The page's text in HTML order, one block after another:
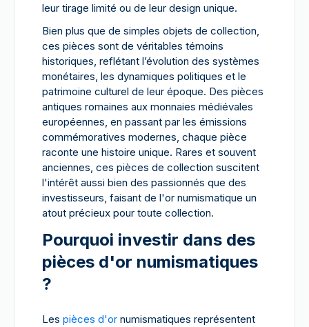
leur tirage limité ou de leur design unique.
Bien plus que de simples objets de collection,
ces pièces sont de véritables témoins
historiques, reflétant l’évolution des systèmes
monétaires, les dynamiques politiques et le
patrimoine culturel de leur époque. Des pièces
antiques romaines aux monnaies médiévales
européennes, en passant par les émissions
commémoratives modernes, chaque pièce
raconte une histoire unique. Rares et souvent
anciennes, ces pièces de collection suscitent
l'intérêt aussi bien des passionnés que des
investisseurs, faisant de l'or numismatique un
atout précieux pour toute collection.
Pourquoi investir dans des
pièces d'or numismatiques
?
Les pièces d'or numismatiques représentent